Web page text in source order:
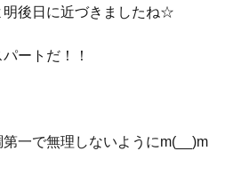
明後日に近づきましたね☆
ートだ！！
第一で無理しないようにm(__)m